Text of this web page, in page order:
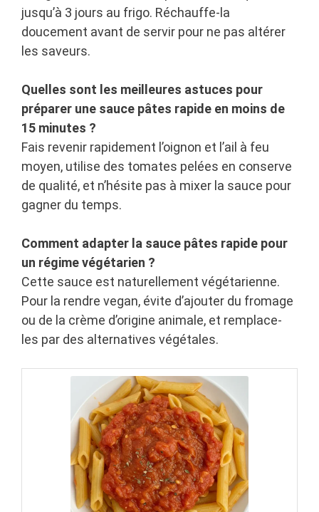
jusqu’à 3 jours au frigo. Réchauffe-la
doucement avant de servir pour ne pas altérer
les saveurs.
Quelles sont les meilleures astuces pour
préparer une sauce pâtes rapide en moins de
15 minutes ?
Fais revenir rapidement l’oignon et l’ail à feu
moyen, utilise des tomates pelées en conserve
de qualité, et n’hésite pas à mixer la sauce pour
gagner du temps.
Comment adapter la sauce pâtes rapide pour
un régime végétarien ?
Cette sauce est naturellement végétarienne.
Pour la rendre vegan, évite d’ajouter du fromage
ou de la crème d’origine animale, et remplace-
les par des alternatives végétales.